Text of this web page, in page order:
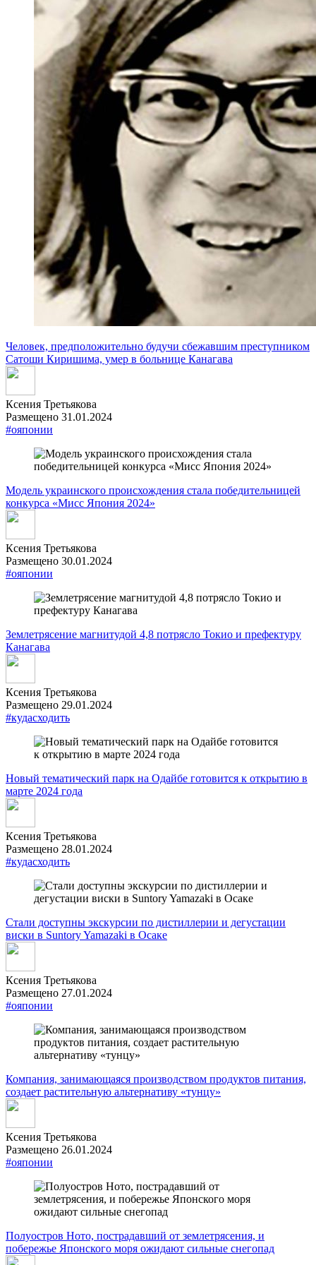
Человек, предположительно будучи сбежавшим преступником
Сатоши Киришима, умер в больнице Канагава
Ксения Третьякова
Размещено 31.01.2024
#ояпонии
Модель украинского происхождения стала победительницей
конкурса «Мисс Япония 2024»
Ксения Третьякова
Размещено 30.01.2024
#ояпонии
Землетрясение магнитудой 4,8 потрясло Токио и префектуру
Канагава
Ксения Третьякова
Размещено 29.01.2024
#кудасходить
Новый тематический парк на Одайбе готовится к открытию в
марте 2024 года
Ксения Третьякова
Размещено 28.01.2024
#кудасходить
Стали доступны экскурсии по дистиллерии и дегустации
виски в Suntory Yamazaki в Осаке
Ксения Третьякова
Размещено 27.01.2024
#ояпонии
Компания, занимающаяся производством продуктов питания,
создает растительную альтернативу «тунцу»
Ксения Третьякова
Размещено 26.01.2024
#ояпонии
Полуостров Ното, пострадавший от землетрясения, и
побережье Японского моря ожидают сильные снегопад